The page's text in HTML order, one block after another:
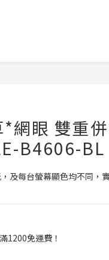
網眼 雙重
B4606-BL
及每台螢幕顯色均不同，
1200免運費！